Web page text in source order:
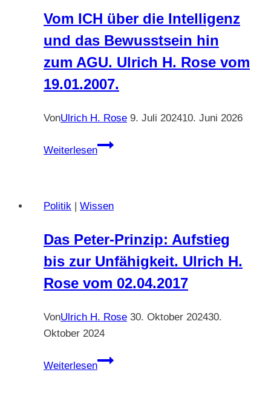
Vom ICH über die Intelligenz
und das Bewusstsein hin
zum AGU. Ulrich H. Rose vom
19.01.2007.
VonUlrich H. Rose 9. Juli 202410. Juni 2026
Weiterlesen
Vom
Intelligenz
das
Bewusstsein
zum
Ulrich
Rose
vom
Politik Wissen
Das Peter-Prinzip: Aufstieg
bis zur Unfähigkeit. Ulrich H.
Rose vom 02.04.2017
VonUlrich H. Rose 30. Oktober 202430.
Oktober 2024
Weiterlesen
Das